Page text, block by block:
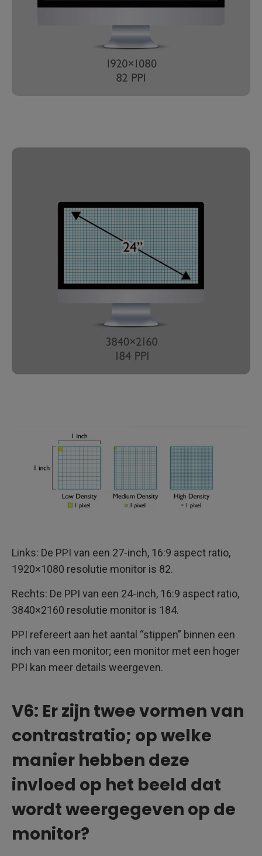
Links: De PPI van een 27-inch, 16:9 aspect ratio,
1920×1080 resolutie monitor is 82.
Rechts: De PPI van een 24-inch, 16:9 aspect ratio,
3840×2160 resolutie monitor is 184.
PPI refereert aan het aantal “stippen” binnen een
inch van een monitor; een monitor met een hoger
PPI kan meer details weergeven.
V6: Er zijn twee vormen van
contrastratio; op welke
manier hebben deze
invloed op het beeld dat
wordt weergegeven op de
monitor?